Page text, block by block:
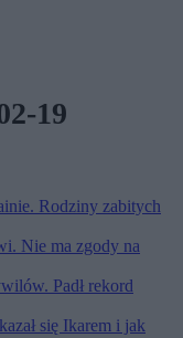
19
Rodziny zabitych
Nie ma zgody na
Padł rekord
się Ikarem i jak